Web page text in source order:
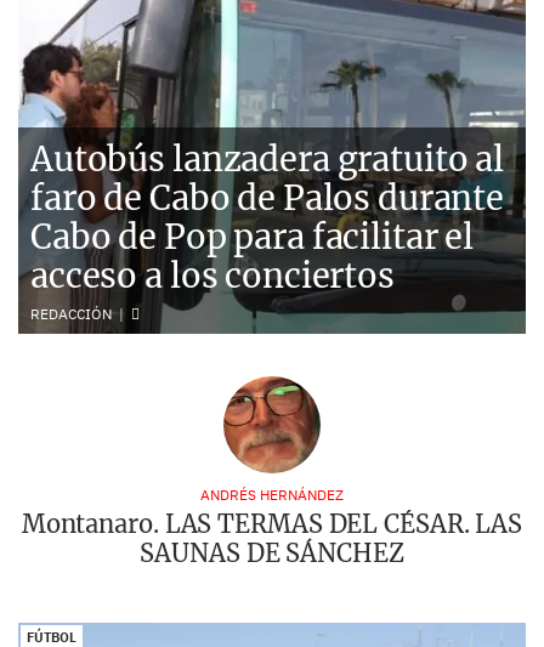
Autobús lanzadera gratuito al
faro de Cabo de Palos durante
Cabo de Pop para facilitar el
acceso a los conciertos
REDACCIÓN
ANDRÉS HERNÁNDEZ
Montanaro. LAS TERMAS DEL CÉSAR. LAS
SAUNAS DE SÁNCHEZ
FÚTBOL